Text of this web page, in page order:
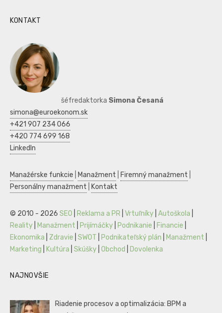
KONTAKT
šéfredaktorka Simona Česaná
simona@euroekonom.sk
+421 907 234 066
+420 774 699 168
LinkedIn
Manažérske funkcie Manažment Firemný manažment
Personálny manažment
Kontakt
© 2010 - 2026 SEO Reklama a PR Vrtuľníky Autoškola
Reality
Manažment Prijímáčky Podnikanie Financie
Ekonomika
Zdravie SWOT Podnikateľský plán Manažment
Marketing
Kultúra Skúšky Obchod Dovolenka
NAJNOVŠIE
Riadenie procesov a optimalizácia: BPM a